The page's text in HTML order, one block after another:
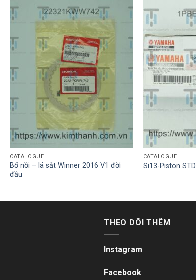
CATALOGUE
Bố nồi – lá sắt Winner 2016 V1 đời
đầu
CATALOGUE
Si13-Piston STD
THEO DÕI THÊM
Instagram
Facebook